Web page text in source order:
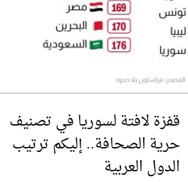
قفزة لافتة لسوريا في تصنيف
حرية الصحافة.. إليكم ترتيب
الدول العربية